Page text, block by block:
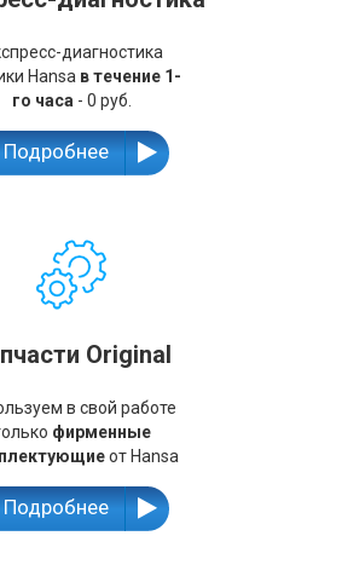
диагностика
Hansa в течение 1-
го часа - 0 руб.
Подробнее
Original
в свой работе
фирменные
от Hansa
Подробнее